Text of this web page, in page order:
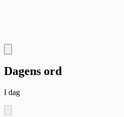
Dagens ord
I dag